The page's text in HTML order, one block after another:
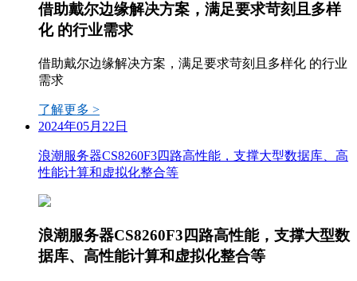
借助戴尔边缘解决方案，满足要求苛刻且多样
化 的行业需求
借助戴尔边缘解决方案，满足要求苛刻且多样化 的行业
需求
了解更多 >
2024年05月22日
浪潮服务器CS8260F3四路高性能，支撑大型数据库、高
性能计算和虚拟化整合等
浪潮服务器CS8260F3四路高性能，支撑大型数
据库、高性能计算和虚拟化整合等